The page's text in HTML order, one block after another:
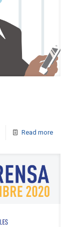
Read more